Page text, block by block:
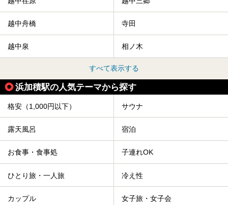
越中舟橋 寺田
越中泉 相ノ木
すべて表示する
浜加積駅の人気テーマから探す
格安（1,000円以下） サウナ
露天風呂 宿泊
お食事・食事処 子連れOK
ひとり旅・一人旅 冷え性
カップル 女子旅・女子会